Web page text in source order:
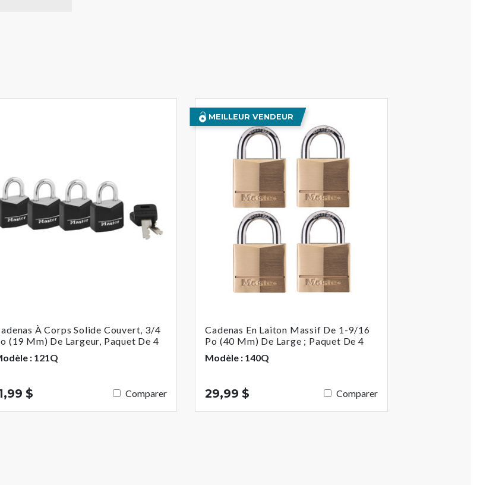
À Corps Solide Couvert, 3/4
(19 Mm) De Largeur, Paquet De 4
: 121Q
$ Comparer
MEILLEUR VENDEUR
Cadenas En Laiton Massif De 1-9/16
Po (40 Mm) De Large ; Paquet De 4
Modèle : 140Q
29,99 $ Comparer